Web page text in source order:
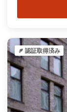
認証取得済み